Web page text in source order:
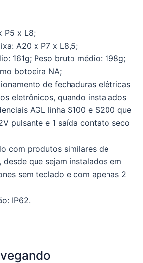
P5 x L8;
A20 x P7 x L8,5;
161g; Peso bruto médio: 198g;
botoeira NA;
de fechaduras elétricas
eletrônicos, quando instalados
AGL linha S100 e S200 que
pulsante e 1 saída contato seco
com produtos similares de
que sejam instalados em
sem teclado e com apenas 2
IP62.